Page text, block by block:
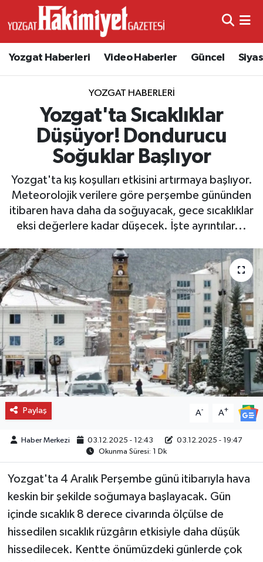
Yozgat Haberleri Video Haberler Güncel
YOZGAT HABERLERI
Yozgat'ta Sıcaklıklar
Düşüyor! Dondurucu
Soğuklar Başlıyor
Yozgat'ta kış koşulları etkisini artırmaya başlıyor.
Meteorolojik verilere göre perşembe gününden
itibaren hava daha da soğuyacak, gece sıcaklıklar
eksi değerlere kadar düşecek. İşte ayrıntılar...
Paylaş A- A+
Haber Merkezi 03.12.2025 - 12:43
03.12.2025 - 19:47
Okunma Süresi: 1 Dk
Yozgat'ta 4 Aralık Perşembe günü itibarıyla hava
keskin bir şekilde soğumaya başlayacak. Gün
içinde sıcaklık 8 derece civarında ölçülse de
hissedilen sıcaklık rüzgârın etkisiyle daha düşük
hissedilecek. Kentte önümüzdeki günlerde çok